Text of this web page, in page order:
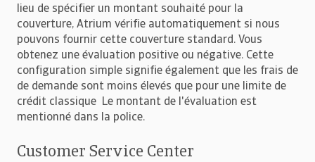
lieu de spécifier un montant souhaité pour la
couverture, Atrium vérifie automatiquement si nous
pouvons fournir cette couverture standard. Vous
obtenez une évaluation positive ou négative. Cette
configuration simple signifie également que les frais de
de demande sont moins élevés que pour une limite de
crédit classique Le montant de l'évaluation est
mentionné dans la police.
Customer Service Center